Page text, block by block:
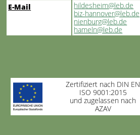
E-Mail
hildesheim@leb.de
biz-hannover@leb.de
nienburg@leb.de
hameln@leb.de
Zertifiziert nach DIN EN
ISO 9001:2015
und zugelassen nach
AZAV